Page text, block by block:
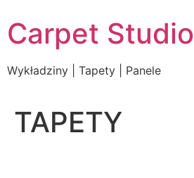
Carpet Studio
Wykładziny | Tapety | Panele
TAPETY